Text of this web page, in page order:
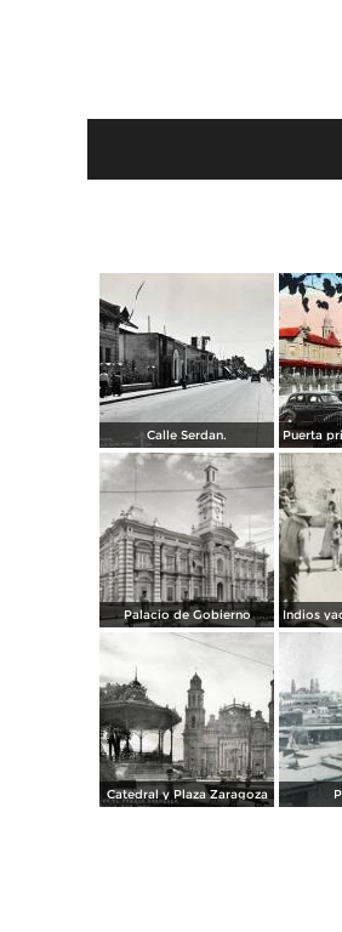
Calle Serdan.
Palacio de Gobierno
Catedral y Plaza Zaragoza